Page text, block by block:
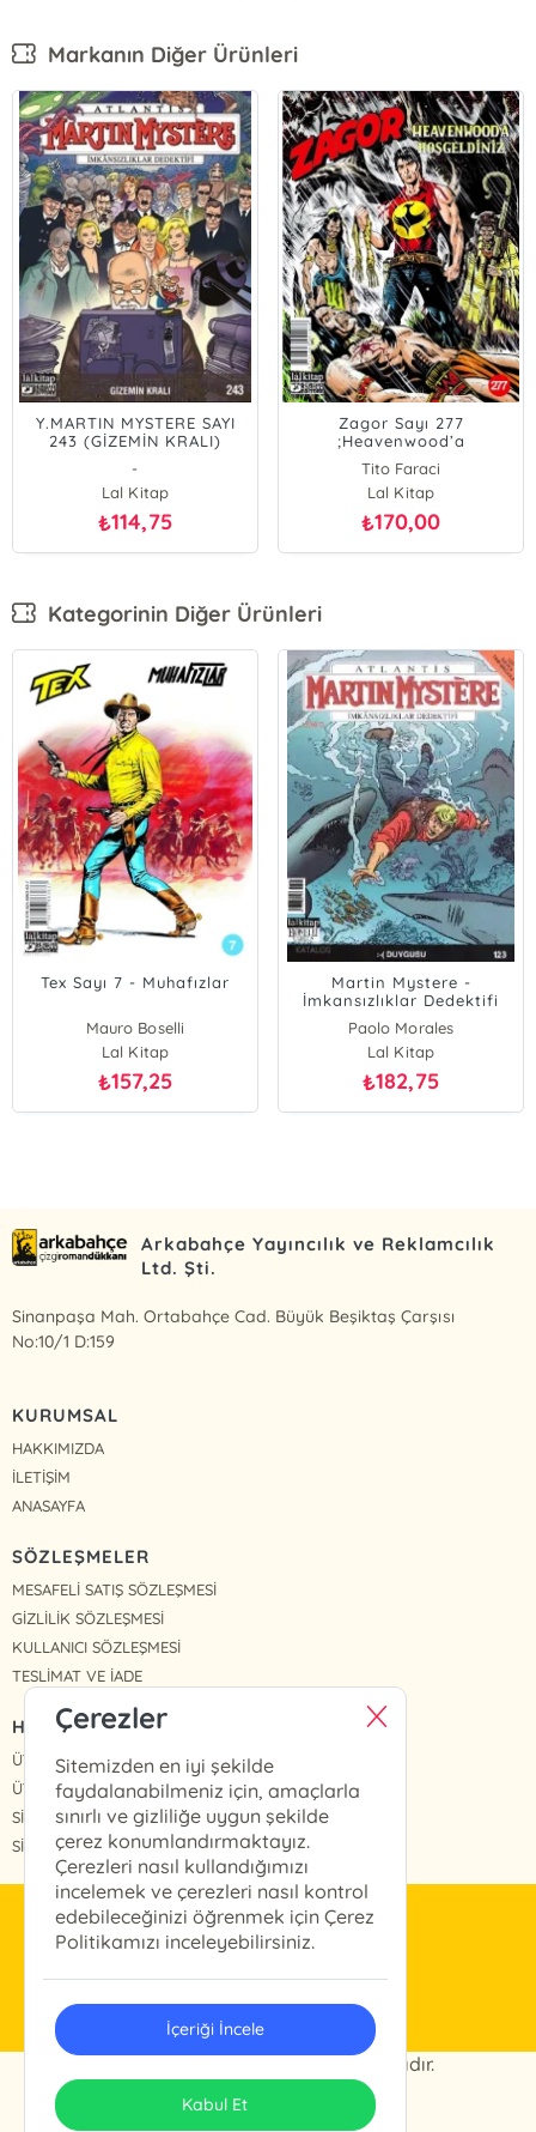
Markanın Diğer Ürünleri
Y.MARTIN MYSTERE SAYI
243 (GİZEMİN KRALI)
-
Lal Kitap
₺114,75
Zagor Sayı 277
;Heavenwood’a
Tito Faraci
Lal Kitap
₺170,00
Kategorinin Diğer Ürünleri
Tex Sayı 7 - Muhafızlar
Mauro Boselli
Lal Kitap
₺157,25
Martin Mystere -
İmkansızlıklar Dedektifi
Sayı 123 Duygusu
Paolo Morales
Lal Kitap
₺182,75
Arkabahçe Yayıncılık ve Reklamcılık
Ltd. Şti.
Sinanpaşa Mah. Ortabahçe Cad. Büyük Beşiktaş Çarşısı
No:10/1 D:159
KURUMSAL
HAKKIMIZDA
İLETİŞİM
ANASAYFA
SÖZLEŞMELER
MESAFELİ SATIŞ SÖZLEŞMESİ
GİZLİLİK SÖZLEŞMESİ
KULLANICI SÖZLEŞMESİ
TESLİMAT VE İADE
HIZLI ERİŞİM
ÜYE OL
ÜYE GİRİŞ
SİPARİŞLERİM
SİPARİŞ TAKİP
info@arkabahce.com.tr
(0212) 327 46 13
© 2024 Arkabahçe. Her hakkı saklıdır.
Tasarım & Uygulama
Çerezler
Sitemizden en iyi şekilde
faydalanabilmeniz için, amaçlarla
sınırlı ve gizliliğe uygun şekilde
çerez konumlandırmaktayız.
Çerezleri nasıl kullandığımızı
incelemek ve çerezleri nasıl kontrol
edebileceğinizi öğrenmek için Çerez
Politikamızı inceleyebilirsiniz.
İçeriği İncele
Kabul Et